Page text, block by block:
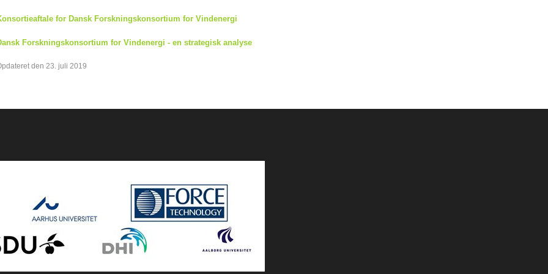
for Dansk Forskningskonsortium for Vindenergi
Forskningskonsortium for Vindenergi - en strategisk analyse
den 23. juli 2019